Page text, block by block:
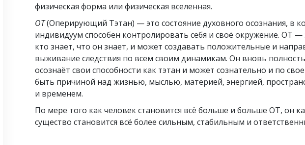
Введение в Дианетику
Любовь и ненависть.
Что такое величие?
cвященники
физическая форма или физическая вселенная.
ОТ(Оперирующий Тэтан) — это состояние духовного осознания, в
индивидуум способен контролировать себя и своё окружение. ОТ —
кто знает, что он знает, и может создавать положительные и
выживание следствия по всем своим динамикам. Он вновь
осознаёт свои способности как тэтан и может сознательно и по
быть причиной над жизнью, мыслью, материей, энергией,
и временем.
По мере того как человек становится всё больше и больше ОТ, он
существо становится всё более сильным, стабильным и